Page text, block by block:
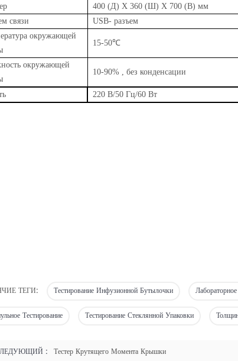
400 (Д) X 360 (Ш) X 700 (В) мм
связи
USB- разъем
окружающей
15-50℃
окружающей
10-90% , без конденсации
220 В/50 Гц/60 Вт
ТЕГИ: Тестирование Инфузионной Бутылочки
Тестирование Тестирование Стеклянной Упаковки
: Тестер Крутящего Момента Крышки